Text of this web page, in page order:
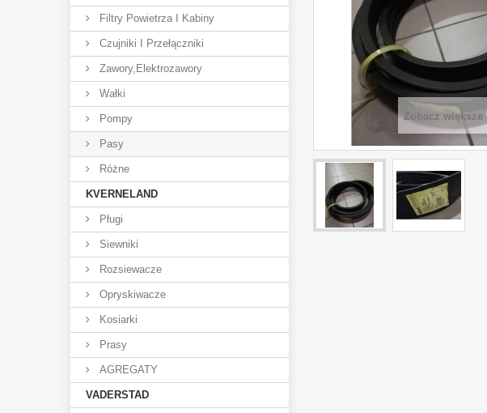
Filtry Powietrza I Kabiny
Czujniki I Przełączniki
Zawory,elektrozawory
Wałki
Pompy
Pasy
Różne
KVERNELAND
Pługi
Siewniki
Rozsiewacze
Opryskiwacze
Kosiarki
Prasy
AGREGATY
VADERSTAD
Zobacz większe